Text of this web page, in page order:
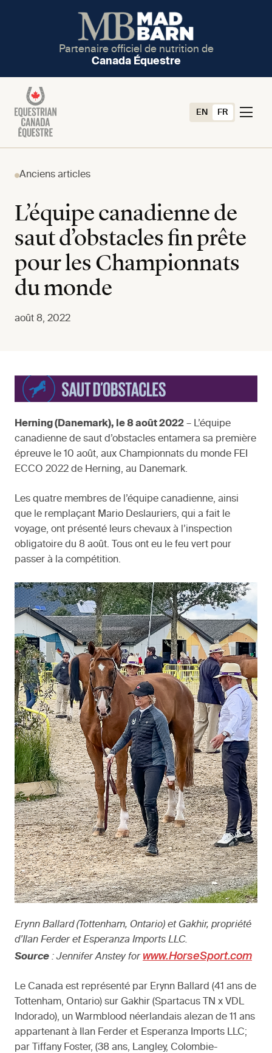
Partenaire officiel de nutrition de
Canada Équestre
EN FR
Anciens articles
L’équipe canadienne de
saut d’obstacles fin prête
pour les Championnats
du monde
août 8, 2022
Herning (Danemark), le 8 août 2022 – L’équipe
canadienne de saut d’obstacles entamera sa première
épreuve le 10 août, aux Championnats du monde FEI
ECCO 2022 de Herning, au Danemark.
Les quatre membres de l’équipe canadienne, ainsi
que le remplaçant Mario Deslauriers, qui a fait le
voyage, ont présenté leurs chevaux à l’inspection
obligatoire du 8 août. Tous ont eu le feu vert pour
passer à la compétition.
Erynn Ballard (Tottenham, Ontario) et Gakhir, propriété
d’Ilan Ferder et Esperanza Imports LLC.
Source : Jennifer Anstey for www.HorseSport.com
Le Canada est représenté par Erynn Ballard (41 ans de
Tottenham, Ontario) sur Gakhir (Spartacus TN x VDL
Indorado), un Warmblood néerlandais alezan de 11 ans
appartenant à Ilan Ferder et Esperanza Imports LLC;
par Tiffany Foster, (38 ans, Langley, Colombie-